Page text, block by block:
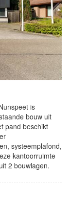
is
bouw uit
pand beschikt
systeemplafond,
kantoorruimte
2 bouwlagen.